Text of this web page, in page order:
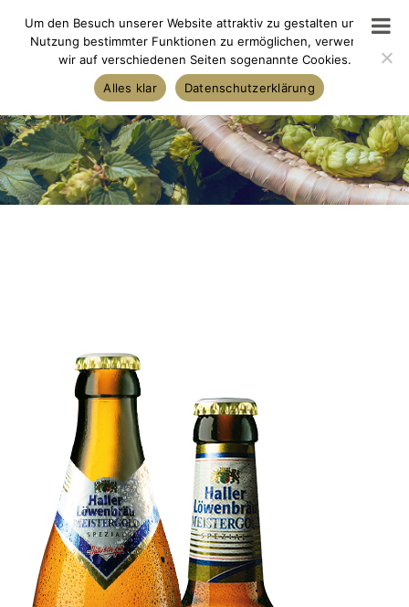
SkipUm den Besuch unserer Website attraktiv zu gestalten und die
Nutzung bestimmter Funktionen zu ermöglichen, verwenden
wir auf verschiedenen Seiten sogenannte Cookies.
Alles klar
Datenschutzerklärung